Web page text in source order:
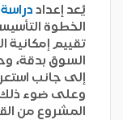
يُعد إعداد
الخطوة
تقييم إمكانية
السوق بدقة،
إلى جانب
وعلى ضوء
المشروع من